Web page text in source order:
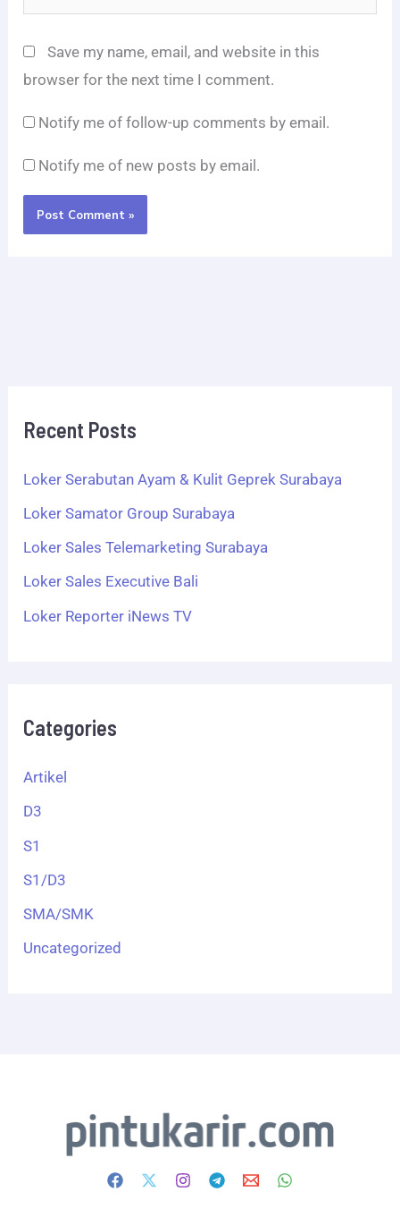
Save my name, email, and website in this
browser for the next time I comment.
Notify me of follow-up comments by email.
Notify me of new posts by email.
Recent Posts
Loker Serabutan Ayam & Kulit Geprek Surabaya
Loker Samator Group Surabaya
Loker Sales Telemarketing Surabaya
Loker Sales Executive Bali
Loker Reporter iNews TV
Categories
Artikel
D3
S1
S1/D3
SMA/SMK
Uncategorized